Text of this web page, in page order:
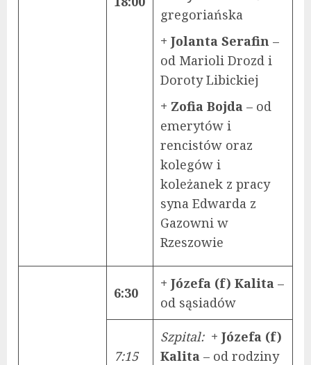
gregoriańska
+ Jolanta Serafin –
od Marioli Drozd i
Doroty Libickiej
+ Zofia Bojda – od
emerytów i
rencistów oraz
kolegów i
koleżanek z pracy
syna Edwarda z
Gazowni w
Rzeszowie
6:30
+ Józefa (f) Kalita –
od sąsiadów
7:15
Szpital: + Józefa (f)
Kalita – od rodziny